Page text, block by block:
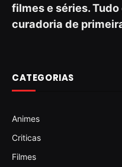
filmes e séries.
curadoria de
CATEGORIAS
Animes
Criticas
Filmes